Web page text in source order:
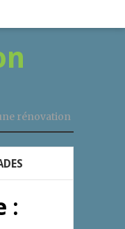
rénovation
: